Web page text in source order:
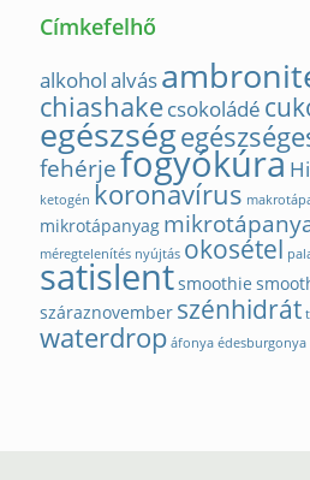
Címkefelhő
alkoholalvás
chiashakecsokoládé
egészség
fehérjefogyókúra
ketogén koronavírus
mikrotápanyag
méregtelenítés nyújtás okosétel
satislentsmoothie
száraznovember szénhidrát
waterdrop áfonya édesburgonya